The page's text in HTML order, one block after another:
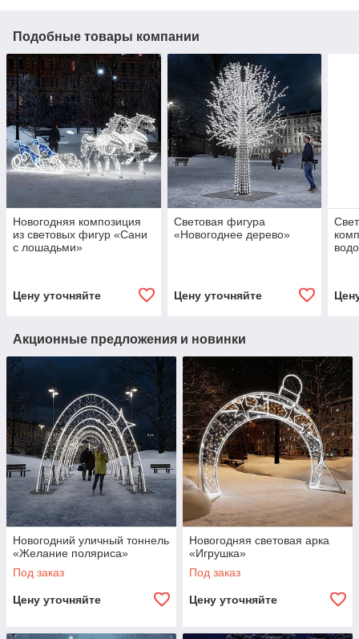
Подобные товары компании
Новогодняя композиция
из световых фигур «Сани
с лошадьми»
Цену уточняйте
Световая фигура
«Новогоднее дерево»
Цену уточняйте
Акционные предложения и новинки
Новогодний уличный тоннель
«Желание поляриса»
Под заказ
Цену уточняйте
Новогодняя световая арка
«Игрушка»
Под заказ
Цену уточняйте